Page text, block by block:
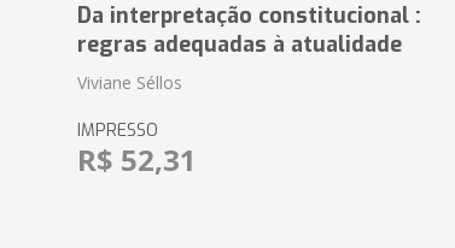
Da interpretação constitucional :
regras adequadas à atualidade
Viviane Séllos
IMPRESSO
R$ 52,31